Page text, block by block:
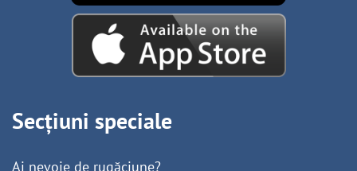
Secțiuni speciale
Ai nevoie de rugăciune?